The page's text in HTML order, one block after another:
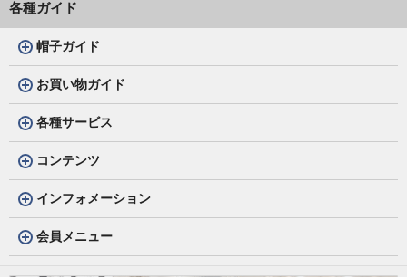
各種ガイド
帽子ガイド
お買い物ガイド
各種サービス
コンテンツ
インフォメーション
会員メニュー